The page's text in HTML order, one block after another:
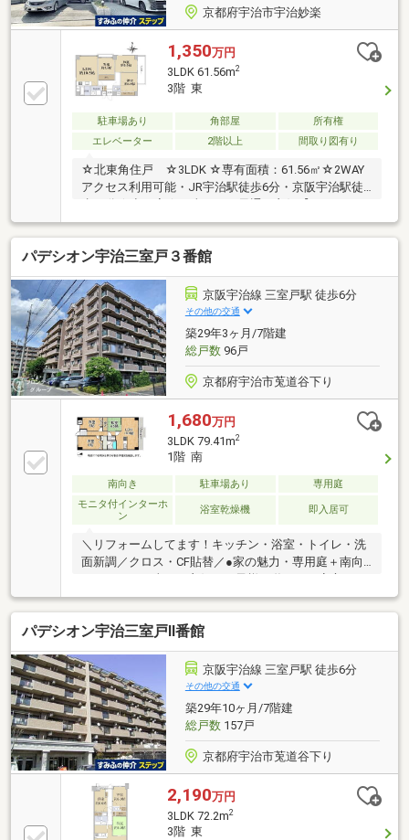
京都府宇治市宇治妙楽
1,350万円
3LDK 61.56m2
3階 東
駐車場あり 角部屋
所有権
エレベーター
2階以上 間取り図有り
☆北東角住戸 ☆3LDK ☆専有面積：61.56㎡☆2WAY
アクセス利用可能・JR宇治駅徒歩6分・京阪宇治駅徒
歩13分☆空き家☆日当たり・風通し良好【ライフイン
フォメーション】・ファミリーマートJR宇治駅南口
店 約420m・キリン堂宇治市役所前店 約660m・宇
治壱番郵便局 約300m・莵道小学校 約610m
パデシオン宇治三室戸３番館
京阪宇治線 三室戸駅 徒歩6分
その他の交通
築29年3ヶ月/7階建
総戸数96戸
京都府宇治市莵道谷下り
1,680万円
3LDK 79.41m2
1階 南
南向き 駐車場あり
専用庭
モニタ付インターホ
ン
浴室乾燥機 即入居可
＼リフォームしてます！キッチン・浴室・トイレ・洗
面新調／クロス・CF貼替／●家の魅力・専用庭＋南向
きテラスで日当たり良好！お子様が遊んでも安心です
◎・1階住戸ならではのフラットアクセスも魅力♪●安
全・安心・管理人日勤＋オートロック＆防犯カメラ設
置で安心のセキュリティ・全室収納あり、暮らしやす
さも重視された設計●周辺環境・三室戸駅徒歩約６
分、通勤・通学に便利・三室戸小学校まで徒歩約１１
分、東宇治中学校まで徒歩約２４分・スーパー・コン
ビニも徒歩圏で生活至便●サポート・リフォームプラ
ンナーが在籍しています・すまいの不安、住宅ローン
や資金のご不安などお任せください！
パデシオン宇治三室戸Ⅱ番館
京阪宇治線 三室戸駅 徒歩6分
その他の交通
築29年10ヶ月/7階建
総戸数157戸
京都府宇治市莵道谷下り
2,190万円
3LDK 72.2m2
3階 東